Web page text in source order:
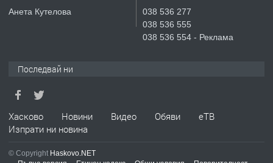
СГЛОБЯВАНЕ НА МЕБЕЛИ.
ПРЕДЛАГА
№4119 Едностаен обзаведен
Анета Кутелова
038 536 277
038 536 555
038 536 554 - Реклама
Последвай ни
Хасково Новини Видео Обяви
еТВ
Изпрати ни новина
© Copyright Haskovo.NET